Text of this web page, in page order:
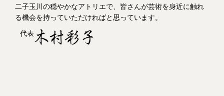
二子玉川の穏やかなアトリエで、皆さんが芸術を身近に触れ
る機会を持っていただければと思っています。
代表